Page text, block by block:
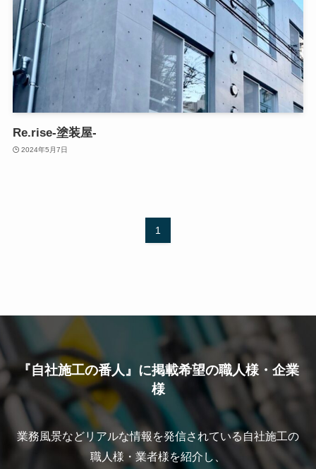
Re.rise-塗装屋-
2024年5月7日
1
『自社施工の番人』に掲載希望の職人様・企業
様
業務風景などリアルな情報を発信されている自社施工の
職人様・業者様を紹介し、